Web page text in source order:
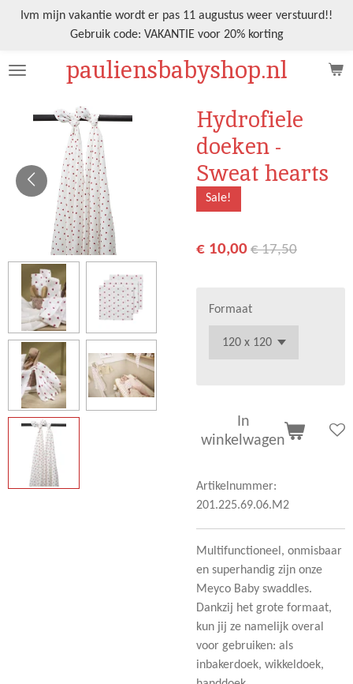
Ga
de
pauliensbabyshop.nl
Ivm mijn vakantie wordt er pas 11 augustus weer verstuurd!!
Gebruik code: VAKANTIE voor 20% korting
Hydrofiele
doeken -
Sweat hearts
Sale!
€ 10,00 € 17,50
Formaat
In
winkelwagen
Artikelnummer:
201.225.69.06.M2
Multifunctioneel, onmisbaar
en superhandig zijn onze
Meyco Baby swaddles.
Dankzij het grote formaat,
kun jij ze namelijk overal
voor gebruiken: als
inbakerdoek, wikkeldoek,